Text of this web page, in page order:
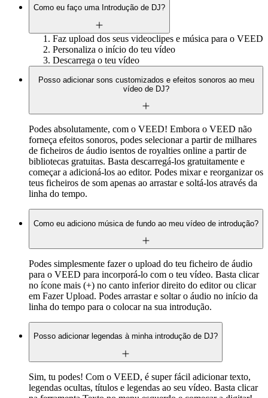
Como eu faço uma Introdução de DJ?
Faz upload dos seus videoclipes e música para o VEED
Personaliza o início do teu vídeo
Descarrega o teu vídeo
Posso adicionar sons customizados e efeitos sonoros ao meu
vídeo de DJ?
Podes absolutamente, com o VEED! Embora o VEED não
forneça efeitos sonoros, podes selecionar a partir de milhares
de ficheiros de áudio isentos de royalties online a partir de
bibliotecas gratuitas. Basta descarregá-los gratuitamente e
começar a adicioná-los ao editor. Podes mixar e reorganizar os
teus ficheiros de som apenas ao arrastar e soltá-los através da
linha do tempo.
Como eu adiciono música de fundo ao meu vídeo de introdução?
Podes simplesmente fazer o upload do teu ficheiro de áudio
para o VEED para incorporá-lo com o teu vídeo. Basta clicar
no ícone mais (+) no canto inferior direito do editor ou clicar
em Fazer Upload. Podes arrastar e soltar o áudio no início da
linha do tempo para o colocar na sua introdução.
Posso adicionar legendas à minha introdução de DJ?
Sim, tu podes! Com o VEED, é super fácil adicionar texto,
legendas ocultas, títulos e legendas ao seu vídeo. Basta clicar